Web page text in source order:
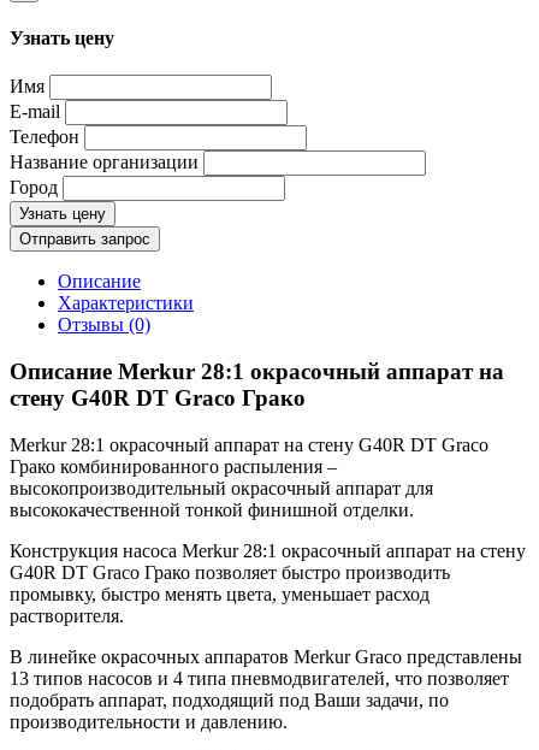
Узнать цену
Имя
E-mail
Телефон
Название организации
Город
Узнать цену
Отправить запрос
Описание
Характеристики
Отзывы (0)
Описание Merkur 28:1 окрасочный аппарат на
стену G40R DT Graco Грако
Merkur 28:1 окрасочный аппарат на стену G40R DT Graco
Грако комбинированного распыления –
высокопроизводительный окрасочный аппарат для
высококачественной тонкой финишной отделки.
Конструкция насоса Merkur 28:1 окрасочный аппарат на стену
G40R DT Graco Грако позволяет быстро производить
промывку, быстро менять цвета, уменьшает расход
растворителя.
В линейке окрасочных аппаратов Merkur Graco представлены
13 типов насосов и 4 типа пневмодвигателей, что позволяет
подобрать аппарат, подходящий под Ваши задачи, по
производительности и давлению.